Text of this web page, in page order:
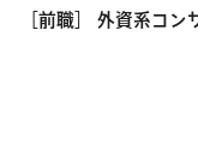
［前職］ 外資系コ